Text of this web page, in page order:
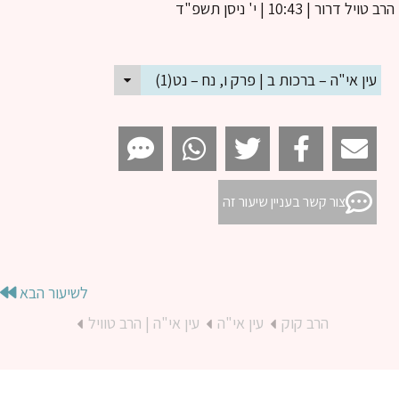
טויל דרור| 10:43 | י' ניסן תשפ"ד
עין אי"ה – ברכות ב | פרק ו, נח – נט(1)
צור קשר בעניין שיעור זה
לשיעור הבא
הרב קוק
עין אי"ה עין אי"ה | הרב טוויל